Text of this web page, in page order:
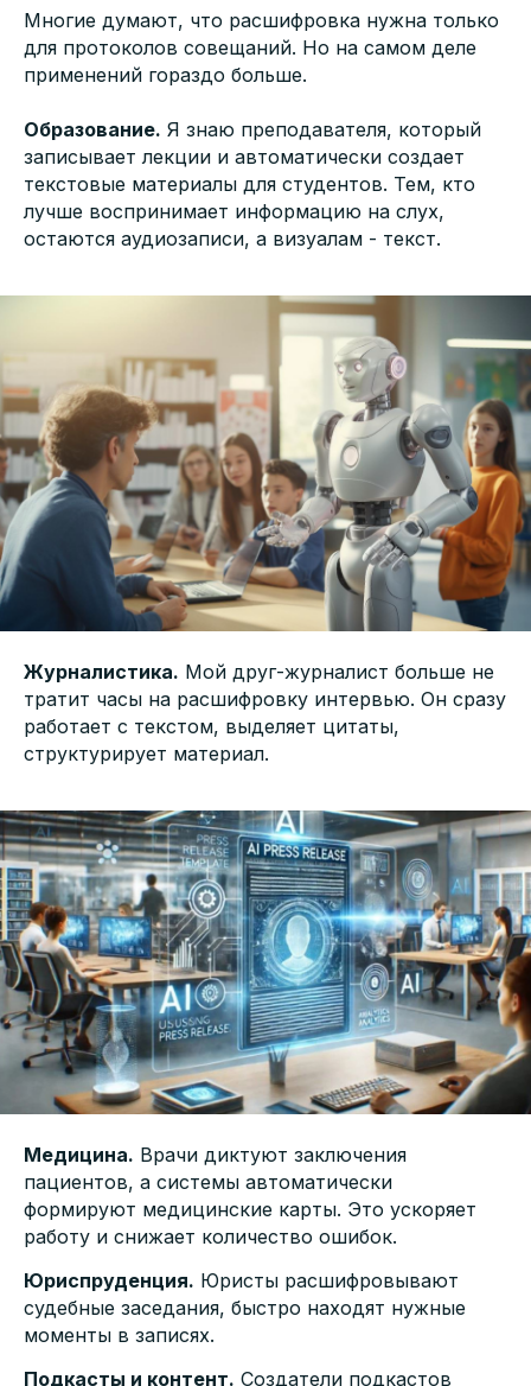
Многие думают, что расшифровка нужна только
для протоколов совещаний. Но на самом деле
применений гораздо больше.
Образование. Я знаю преподавателя, который
записывает лекции и автоматически создает
текстовые материалы для студентов. Тем, кто
лучше воспринимает информацию на слух,
остаются аудиозаписи, а визуалам - текст.
Журналистика. Мой друг-журналист больше не
тратит часы на расшифровку интервью. Он сразу
работает с текстом, выделяет цитаты,
структурирует материал.
Медицина. Врачи диктуют заключения
пациентов, а системы автоматически
формируют медицинские карты. Это ускоряет
работу и снижает количество ошибок.
Юриспруденция. Юристы расшифровывают
судебные заседания, быстро находят нужные
моменты в записях.
Подкасты и контент. Создатели подкастов